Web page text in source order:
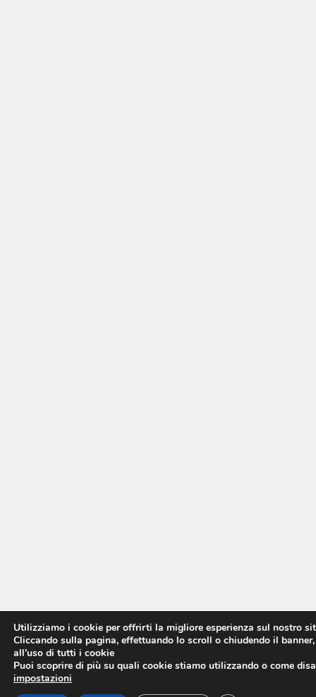
Utilizziamo i cookie per offrirti la migliore esperienza sul nostro
Cliccando sulla pagina, effettuando lo scroll o chiudendo il
all’uso di tutti i cookie
Puoi scoprire di più su quali cookie stiamo utilizzando o come
impostazioni